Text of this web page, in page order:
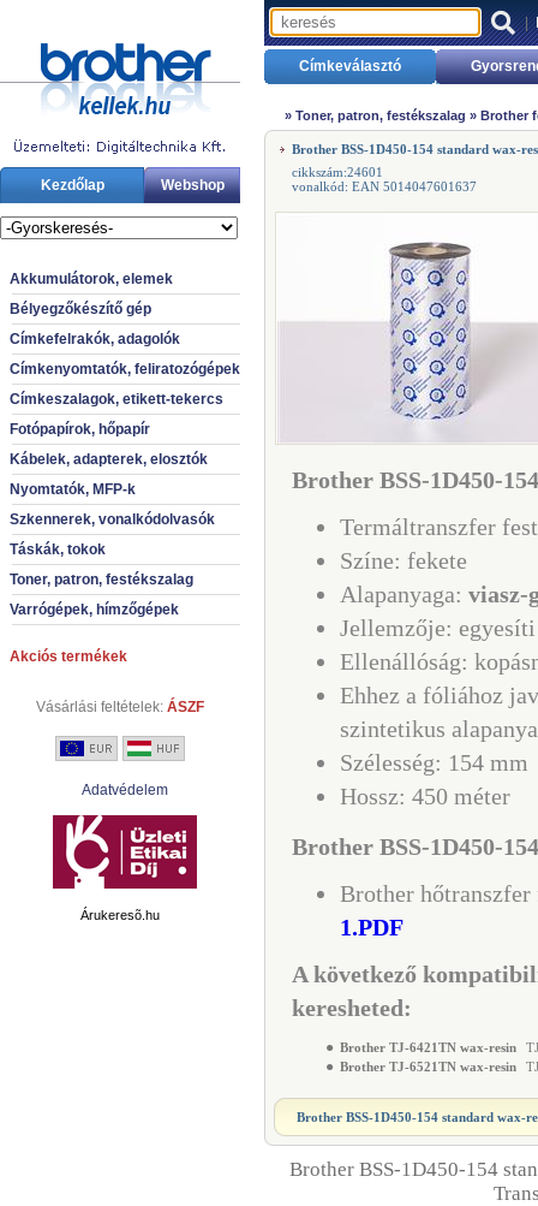
Kezdőlap Webshop
Akkumulátorok, elemek
Bélyegzőkészítő gép
Címkefelrakók, adagolók
Címkenyomtatók, feliratozógépek
Címkeszalagok, etikett-tekercs
Fotópapírok, hőpapír
Kábelek, adapterek, elosztók
Nyomtatók, MFP-k
Szkennerek, vonalkódolvasók
Táskák, tokok
Toner, patron, festékszalag
Varrógépek, hímzőgépek
Akciós termékek
Vásárlási feltételek: ÁSZF
Adatvédelem
Árukeresõ.hu
|
Címkeválasztó
» Toner, patron, festékszalag » Brother
Brother BSS-1D450-154 standard wax-
cikkszám:24601
vonalkód: EAN 5014047601637
Brother BSS-1D450-
Termáltranszfer
Színe: fekete
Alapanyaga: viasz-
Jellemzője:
Ellenállóság:
Ehhez a fóliához
szintetikus
Szélesség: 154 mm
Hossz: 450 méter
Brother BSS-1D450-
Brother
1.PDF
A következő
keresheted:
● Brother TJ-6421TN wax-resin
● Brother TJ-6521TN wax-resin
Brother BSS-1D450-154 standard wax-
Brother BSS-1D450-154